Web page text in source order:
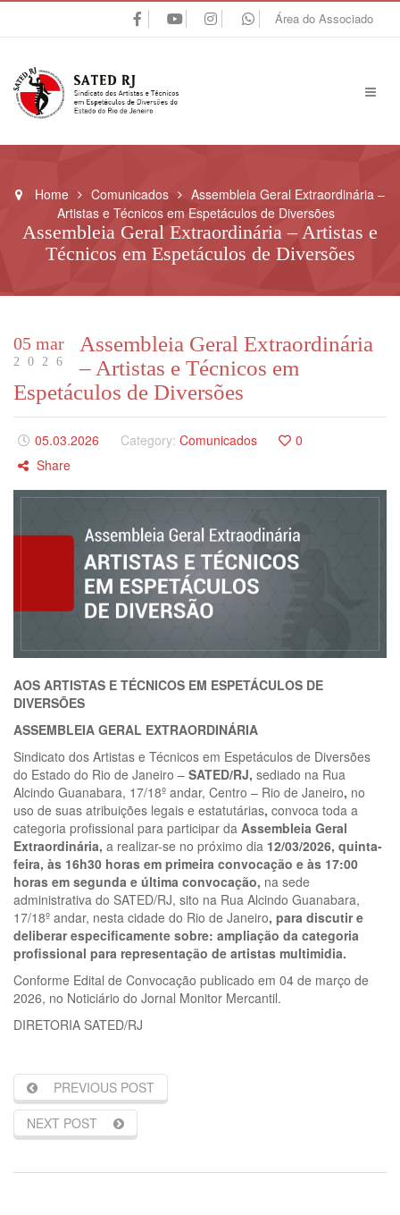
Área do Associado
Home Comunicados
Assembleia Geral Extraordinária –
Artistas e Técnicos em Espetáculos de Diversões
Assembleia Geral Extraordinária – Artistas e
Técnicos em Espetáculos de Diversões
05 mar
2026
Assembleia Geral Extraordinária
– Artistas e Técnicos em
Espetáculos de Diversões
05.03.2026 Category: Comunicados
0
Share
AOS ARTISTAS E TÉCNICOS EM ESPETÁCULOS DE
DIVERSÕES
ASSEMBLEIA GERAL EXTRAORDINÁRIA
Sindicato dos Artistas e Técnicos em Espetáculos de Diversões
do Estado do Rio de Janeiro – SATED/RJ, sediado na Rua
Alcindo Guanabara, 17/18º andar, Centro – Rio de Janeiro, no
uso de suas atribuições legais e estatutárias, convoca toda a
categoria profissional para participar da Assembleia Geral
Extraordinária, a realizar-se no próximo dia 12/03/2026, quinta-
feira, às 16h30 horas em primeira convocação e às 17:00
horas em segunda e última convocação, na sede
administrativa do SATED/RJ, sito na Rua Alcindo Guanabara,
17/18º andar, nesta cidade do Rio de Janeiro, para discutir e
deliberar especificamente sobre: ampliação da categoria
profissional para representação de artistas multimidia.
Conforme Edital de Convocação publicado em 04 de março de
2026, no Noticiário do Jornal Monitor Mercantil.
DIRETORIA SATED/RJ
PREVIOUS POST
NEXT POST